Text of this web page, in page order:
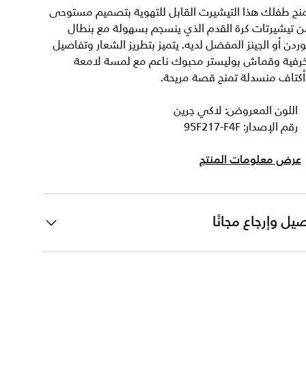
طفلك هذا التيشيرت القابل للتهوية بتصميم مستوحى
تيشيرتات كرة القدم الذي ينسجم بسهولة مع بنطال
أو الجينز المفضل لديه. يتميز بتطريز الشعار وتفاصيل
وقماش بوليستر محبوك ناعم مع لمسة لامعة
منسدلة تمنح قصة مريحة.
اللون المعروض: لاكي جرين
رقم الإصدار: 95F217-F4F
عرض معلومات المنتج
وإرجاع مجانًا